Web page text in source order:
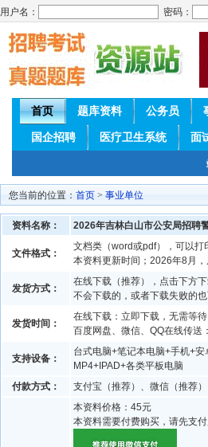
用户名： 密码：
首页 题库资料 公务员
国企招聘 医疗卫生系统 面
您当前的位置： 首页 > 事业单位
资料名称： 2026年吉林白山市公安局招聘
文件格式：
文档类（word或pdf），可以打
本资料更新时间；2026年8月
发货方式：
在线下载（推荐），点击下方
不会下载的，或者下载失败的
发货时间：
在线下载：立即下载，无需等待
百度网盘、微信、QQ在线传送
支持设备：
台式电脑+笔记本电脑+手机+安
MP4+IPAD+各类平板电脑
付款方式：
支付宝（推荐）、微信（推荐
本资料价格：45元
本资料需要付费购买，请先支付